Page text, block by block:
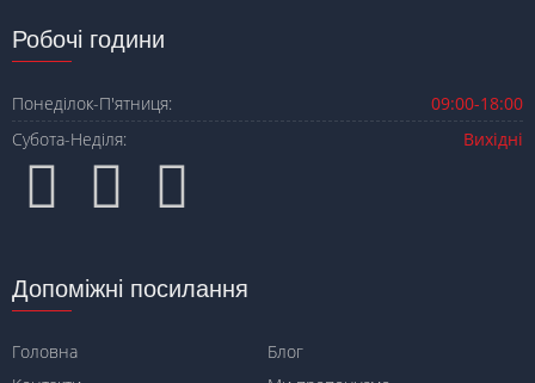
Робочі години
Понеділок-П'ятниця:
09:00-18:00
Субота-Неділя:
Вихідні
Допоміжні посилання
Головна
Блог